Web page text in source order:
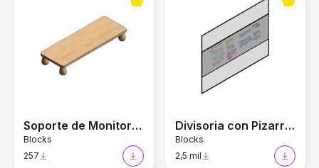
Soporte de Monitor Ergonómico
Blocks
257
Divisoria con Pizarra de Vidrio
Blocks
2,5 mil